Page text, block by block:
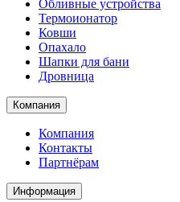
Обливные устройства
Термоионатор
Ковши
Опахало
Шапки для бани
Дровница
Компания
Компания
Контакты
Партнёрам
Информация